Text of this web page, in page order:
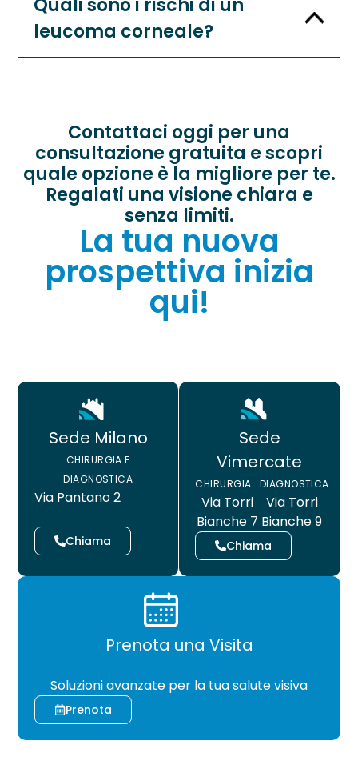
Quali sono i rischi di un
leucoma corneale?
Contattaci oggi per una
consultazione gratuita e scopri
quale opzione è la migliore per te.
Regalati una visione chiara e
senza limiti.
La tua nuova
prospettiva inizia
qui!
Sede Milano
CHIRURGIA E
DIAGNOSTICA
Via Pantano 2
Chiama
Sede
Vimercate
CHIRURGIA
Via Torri
Bianche 7
DIAGNOSTICA
Via Torri
Bianche 9
Chiama
Prenota una Visita
Soluzioni avanzate per la tua salute visiva
Prenota